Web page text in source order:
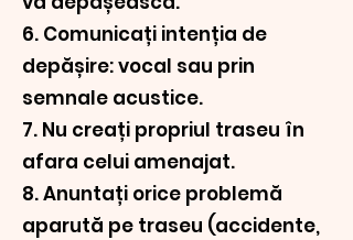
6. Comunicați intenția de
depășire: vocal sau prin
semnale acustice.
7. Nu creați propriul traseu în
afara celui amenajat.
8. Anuntați orice problemă
aparută pe traseu (accidente,